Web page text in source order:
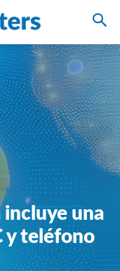
una
y teléfono